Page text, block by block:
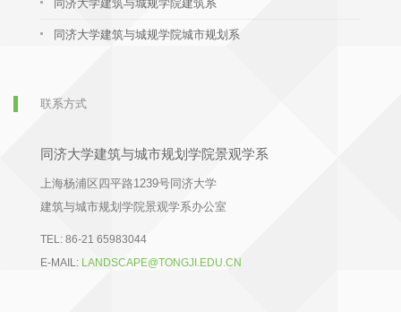
同济大学建筑与城规学院建筑系
同济大学建筑与城规学院城市规划系
联系方式
同济大学建筑与城市规划学院景观学系
上海杨浦区四平路1239号同济大学
建筑与城市规划学院景观学系办公室
TEL: 86-21 65983044
E-MAIL: LANDSCAPE@TONGJI.EDU.CN